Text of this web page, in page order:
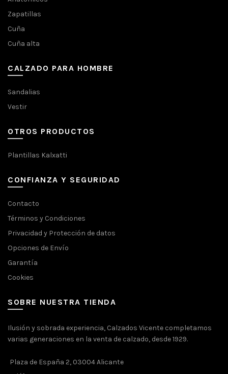
Zapatillas
Cuña
Cuña alta
CALZADO PARA HOMBRE
Sandalias
Vestir
OTROS PRODUCTOS
Plantillas Kalxatti
CONFIANZA Y SEGURIDAD
Contacto
Términos y Condiciones
Privacidad y Protección de datos
Opciones de Envío
Garantía
Cookies
SOBRE NUESTRA TIENDA
Ilusión y sobrada experiencia, Calzados Vicente completamos
varias generaciones en la venta de calzado, desde 1929.
Plaza de España 2, 03004 Alicante